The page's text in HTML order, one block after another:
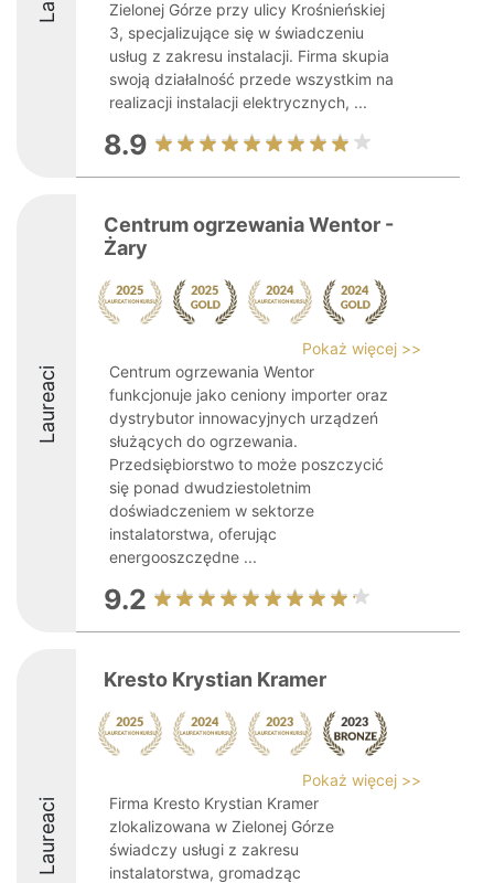
Zielonej Górze przy ulicy Krośnieńskiej
3, specjalizujące się w świadczeniu
usług z zakresu instalacji. Firma skupia
swoją działalność przede wszystkim na
realizacji instalacji elektrycznych, ...
8.9
Laureaci
Centrum ogrzewania Wentor -
Żary
Pokaż więcej >>
Centrum ogrzewania Wentor
funkcjonuje jako ceniony importer oraz
dystrybutor innowacyjnych urządzeń
służących do ogrzewania.
Przedsiębiorstwo to może poszczycić
się ponad dwudziestoletnim
doświadczeniem w sektorze
instalatorstwa, oferując
energooszczędne ...
9.2
Laureaci
Kresto Krystian Kramer
Pokaż więcej >>
Firma Kresto Krystian Kramer
zlokalizowana w Zielonej Górze
świadczy usługi z zakresu
instalatorstwa, gromadząc